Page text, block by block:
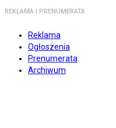
REKLAMA I PRENUMERATA
Reklama
Ogłoszenia
Prenumerata
Archiwum